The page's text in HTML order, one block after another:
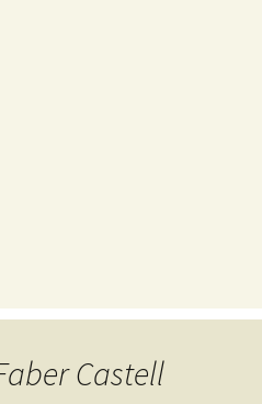
Castell